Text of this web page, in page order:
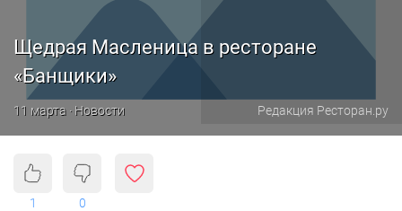
Щедрая Масленица в ресторане
«Банщики»
11 марта · Новости Редакция Ресторан.ру
1 0